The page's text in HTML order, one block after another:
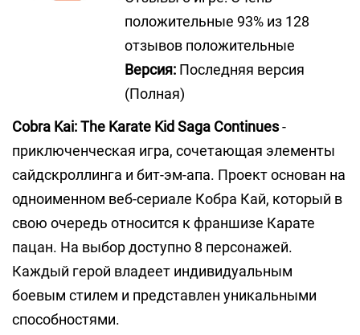
положительные 93% из 128
отзывов положительные
Версия: Последняя версия
(Полная)
Cobra Kai: The Karate Kid Saga Continues-
приключенческая игра, сочетающая элементы
сайдскроллинга и бит-эм-апа. Проект основан на
одноименном веб-сериале Кобра Кай, который в
свою очередь относится к франшизе Карате
пацан. На выбор доступно 8 персонажей.
Каждый герой владеет индивидуальным
боевым стилем и представлен уникальными
способностями.